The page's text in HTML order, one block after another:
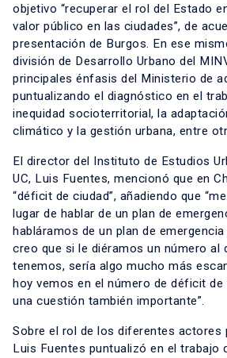
objetivo “recuperar el rol del Estado
valor público en las ciudades”, de
presentación de Burgos. En ese
división de Desarrollo Urbano del
principales énfasis del Ministerio de
puntualizando el diagnóstico en el
inequidad socioterritorial, la
climático y la gestión urbana, entre
El director del Instituto de Estudios
UC, Luis Fuentes, mencionó que en
“déficit de ciudad”, añadiendo que
lugar de hablar de un plan de
habláramos de un plan de
creo que si le diéramos un número al
tenemos, sería algo mucho más
hoy vemos en el número de déficit de
una cuestión también importante”.
Sobre el rol de los diferentes actores
Luis Fuentes puntualizó en el trabajo